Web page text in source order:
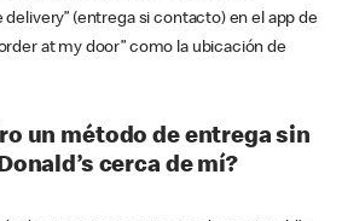
delivery” (entrega si contacto) en el app de
at my door” como la ubicación de
un método de entrega sin
cerca de mí?